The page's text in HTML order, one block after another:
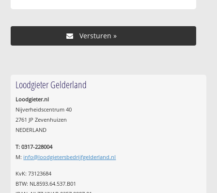
Loodgieter Gelderland
Loodgieter.nl
Nijverheidscentrum 40
2761 JP Zevenhuizen
NEDERLAND
T: 0317-228004
M: info@loodgietersbedrijfgelderland.nl
KvK: 73123684
BTW: NL8593.64.537.B01